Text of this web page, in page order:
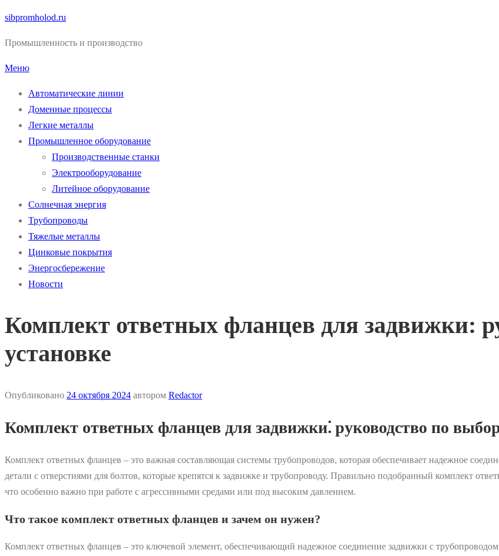
Перейти
содержимому
sibpromholod.ru
Промышленность и производство
Меню
Автоматические линии
Доменные процессы
Легкие металлы
Промышленное оборудование
Производственные станки
Электрооборудование
Литейное оборудование
Солнечная энергия
Трубопроводы
Тяжелые металлы
Цинковые покрытия
Энергосбережение
Новости
Комплект ответных фланцев для задвижки:
установке
Опубликовано 24 октября 2024 автором Redactor
Комплект ответных фланцев для задвижки⁚ руководство по
Комплект ответных фланцев – это важная составляющая системы трубопроводов, которая обеспечивает надежное
детали с отверстиями для болтов, которые крепятся к задвижке и трубопроводу. Правильно подобранный комплект
что особенно важно при работе с агрессивными средами или под высоким давлением.
Что такое комплект ответных фланцев и зачем он нужен?
Комплект ответных фланцев – это ключевой элемент, обеспечивающий надежное соединение задвижки с